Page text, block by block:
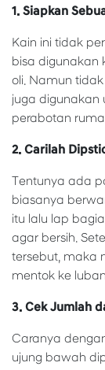
1. Siapkan
Kain ini tidak
bisa digunakan
oli. Namun
juga digunakan
perabotan
2. Carilah
Tentunya ada
biasanya
itu lalu lap
agar bersih.
tersebut, maka
mentok ke
3. Cek Jumlah
Caranya
ujung bawah